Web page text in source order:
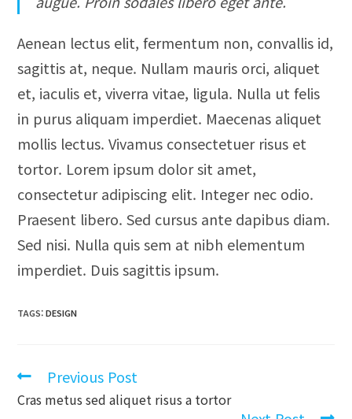
Aenean lectus elit, fermentum non, convallis id,
sagittis at, neque. Nullam mauris orci, aliquet
et, iaculis et, viverra vitae, ligula. Nulla ut felis
in purus aliquam imperdiet. Maecenas aliquet
mollis lectus. Vivamus consectetuer risus et
tortor. Lorem ipsum dolor sit amet,
consectetur adipiscing elit. Integer nec odio.
Praesent libero. Sed cursus ante dapibus diam.
Sed nisi. Nulla quis sem at nibh elementum
imperdiet. Duis sagittis ipsum.
TAGS:DESIGN
Previous Post
Cras metus sed aliquet risus a tortor